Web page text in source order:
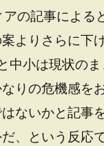
の記事による
よりさらに下
中小は現状の
りの危機感を
ないかと記事
、という反応で